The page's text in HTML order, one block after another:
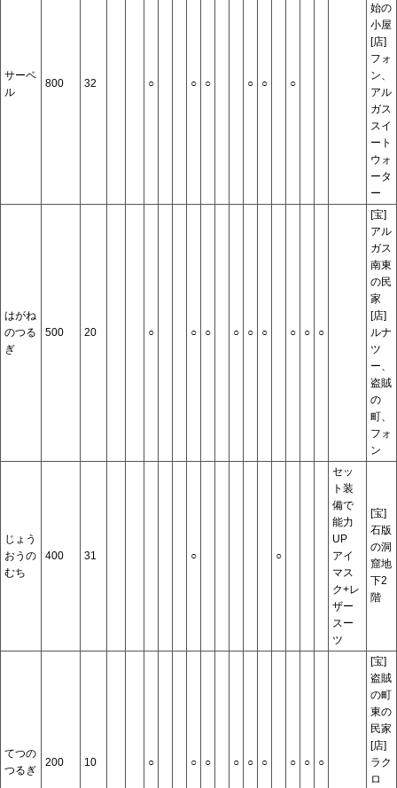
サーベ
ル
800 32 ○ ○ ○ ○ ○ ○
始の
小屋
[店]
フォ
ン、
アル
ガス
スイ
ート
ウォ
ータ
ー
はがね
のつる
ぎ
500 20 ○ ○ ○ ○ ○ ○ ○ ○ ○
[宝]
アル
ガス
南東
の民
家
[店]
ルナ
ツ
ー、
盗賊
の
町、
フォ
ン
じょう
おうの
むち
400 31 ○ ○
セッ
ト装
備で
能力
UP
アイ
マス
ク+レ
ザー
スー
ツ
[宝]
石版
の洞
窟地
下2
階
てつの
つるぎ
200 10 ○ ○ ○ ○ ○ ○ ○ ○ ○
[宝]
盗賊
の町
東の
民家
[店]
ラク
ロ